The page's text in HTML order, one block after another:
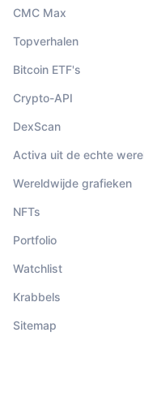
CMC Max
Topverhalen
Bitcoin ETF's
Crypto-API
DexScan
Activa uit de echte
Wereldwijde grafieken
NFTs
Portfolio
Watchlist
Krabbels
Sitemap